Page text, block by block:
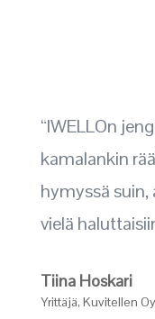
“IWELLOn
kamalankin
hymyssä suin,
vielä
Tiina Hoskari
Yrittäjä, Kuvitellen Oy